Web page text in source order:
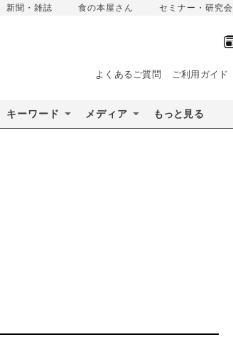
新聞・雑誌 食の本屋さん セミナー・研究会
よくあるご質問 ご利用ガイド
キーワード メディア もっと見る